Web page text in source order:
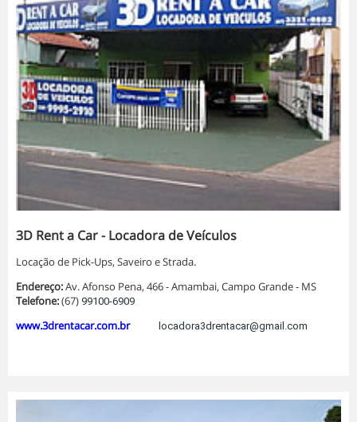
3D Rent a Car - Locadora de Veículos
Locação de Pick-Ups, Saveiro e Strada.
Endereço:Av. Afonso Pena, 466 - Amambai, Campo Grande - MS
Telefone:(67) 99100-6909
www.3drentacar.com.br locadora3drentacar@gmail.com